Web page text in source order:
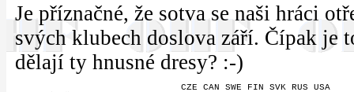
Je příznačné, že sotva se naši hráci
svých klubech doslova září. Čípak je
dělají ty hnusné dresy? :-)
                              CZE CAN SWE FIN SVK RUS USA